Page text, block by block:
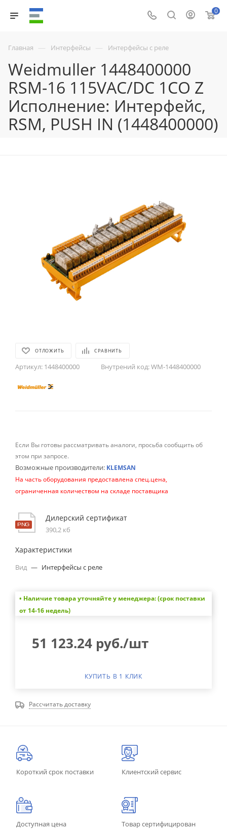
0
Главная — Интерфейсы — Интерфейсы с реле
Weidmuller 1448400000
RSM-16 115VAC/DC 1CO Z
Исполнение: Интерфейс,
RSM, PUSH IN (1448400000)
ОТЛОЖИТЬ СРАВНИТЬ
Артикул: 1448400000 Внутрений код:WM-1448400000
Если Вы готовы рассматривать аналоги, просьба сообщить об
этом при запросе.
Возможные производители: KLEMSAN
На часть оборудования предоставлена спец.цена,
ограниченная количеством на складе поставщика
Дилерский сертификат
390,2 кб
Характеристики
Вид — Интерфейсы с реле
• Наличие товара уточняйте у менеджера: (срок поставки
от 14-16 недель)
51 123.24 руб./шт
КУПИТЬ В 1 КЛИК
Рассчитать доставку
Короткий срок поставки Клиентский сервис
Доступная цена Товар сертифицирован